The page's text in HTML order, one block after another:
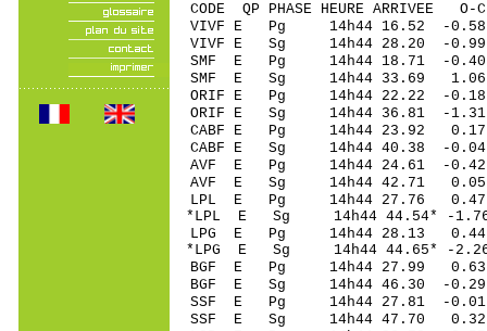
CODE QP PHASE HEURE
VIVF E Pg 14h44
VIVF E Sg 14h44 28.20 -
SMF E Pg 14h44
SMF E Sg 14h44 33.69
ORIF E Pg 14h44
ORIF E Sg 14h44 36.81 -
CABF E Pg 14h44
CABF E Sg 14h44 40.38 -
AVF E Pg 14h44
AVF E Sg 14h44 42.71
LPL E Pg 14h44
*LPL E Sg 14h44 44.54* -
LPG E Pg 14h44
*LPG E Sg 14h44 44.65* -
BGF E Pg 14h44
BGF E Sg 14h44 46.30 -
SSF E Pg 14h44
SSF E Sg 14h44 47.70